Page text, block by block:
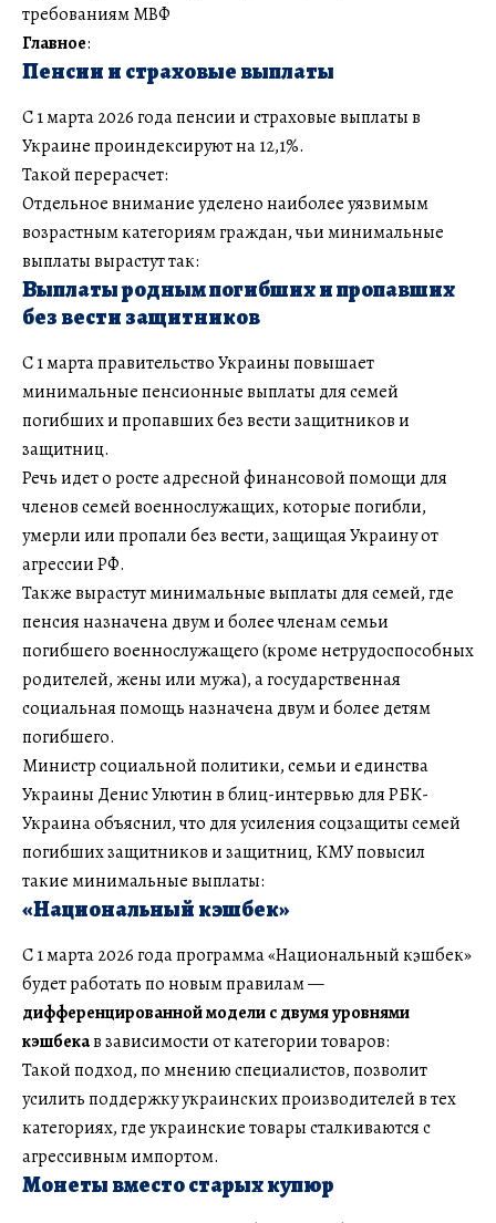
требованиям МВФ
Главное:
Пенсии и страховые выплаты
С 1 марта 2026 года пенсии и страховые выплаты в
Украине проиндексируют на 12,1%.
Такой перерасчет:
Отдельное внимание уделено наиболее уязвимым
возрастным категориям граждан, чьи минимальные
выплаты вырастут так:
Выплаты родным погибших и пропавших
без вести защитников
С 1 марта правительство Украины повышает
минимальные пенсионные выплаты для семей
погибших и пропавших без вести защитников и
защитниц.
Речь идет о росте адресной финансовой помощи для
членов семей военнослужащих, которые погибли,
умерли или пропали без вести, защищая Украину от
агрессии РФ.
Также вырастут минимальные выплаты для семей, где
пенсия назначена двум и более членам семьи
погибшего военнослужащего (кроме нетрудоспособных
родителей, жены или мужа), а государственная
социальная помощь назначена двум и более детям
погибшего.
Министр социальной политики, семьи и единства
Украины Денис Улютин в блиц-интервью для РБК-
Украина объяснил, что для усиления соцзащиты семей
погибших защитников и защитниц, КМУ повысил
такие минимальные выплаты:
«Национальный кэшбек»
С 1 марта 2026 года программа «Национальный кэшбек»
будет работать по новым правилам —
дифференцированной модели с двумя уровнями
кэшбекав зависимости от категории товаров:
Такой подход, по мнению специалистов, позволит
усилить поддержку украинских производителей в тех
категориях, где украинские товары сталкиваются с
агрессивным импортом.
Монеты вместо старых купюр